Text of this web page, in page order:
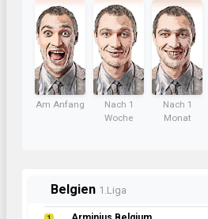
Am Anfang
Nach 1
Woche
Nach 1
Monat
Belgien 1.Liga